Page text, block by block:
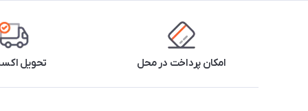
امکان پرداخت در محل تحویل